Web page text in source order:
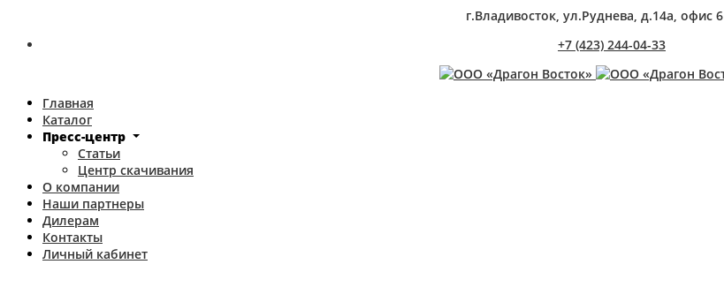
г.Владивосток, ул.Руднева, д.14а, офис 6
+7 (423) 244-04-33
Главная
Каталог
Пресс-центр
Статьи
Центр скачивания
О компании
Наши партнеры
Дилерам
Контакты
Личный кабинет